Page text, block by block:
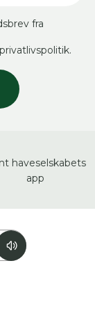
fra
haveselskabets
app